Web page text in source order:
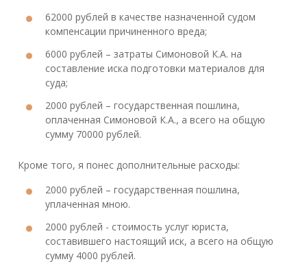
62000 рублей в качестве назначенной судом
компенсации причиненного вреда;
6000 рублей – затраты Симоновой К.А. на
составление иска подготовки материалов для
суда;
2000 рублей – государственная пошлина,
оплаченная Симоновой К.А., а всего на общую
сумму 70000 рублей.
Кроме того, я понес дополнительные расходы:
2000 рублей – государственная пошлина,
уплаченная мною.
2000 рублей - стоимость услуг юриста,
составившего настоящий иск, а всего на общую
сумму 4000 рублей.